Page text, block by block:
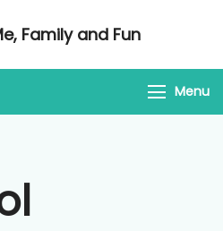
Family and Fun
Menu